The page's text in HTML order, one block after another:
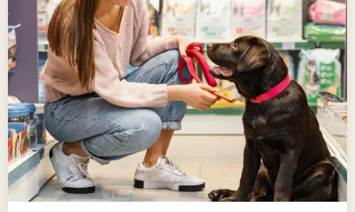
Kosttilskud
0
Tjen
penge
14
Tjenester
3
Underholdning
og
Streaming
1
Undertøj